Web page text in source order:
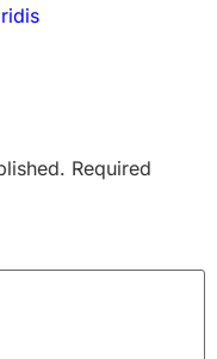
Required